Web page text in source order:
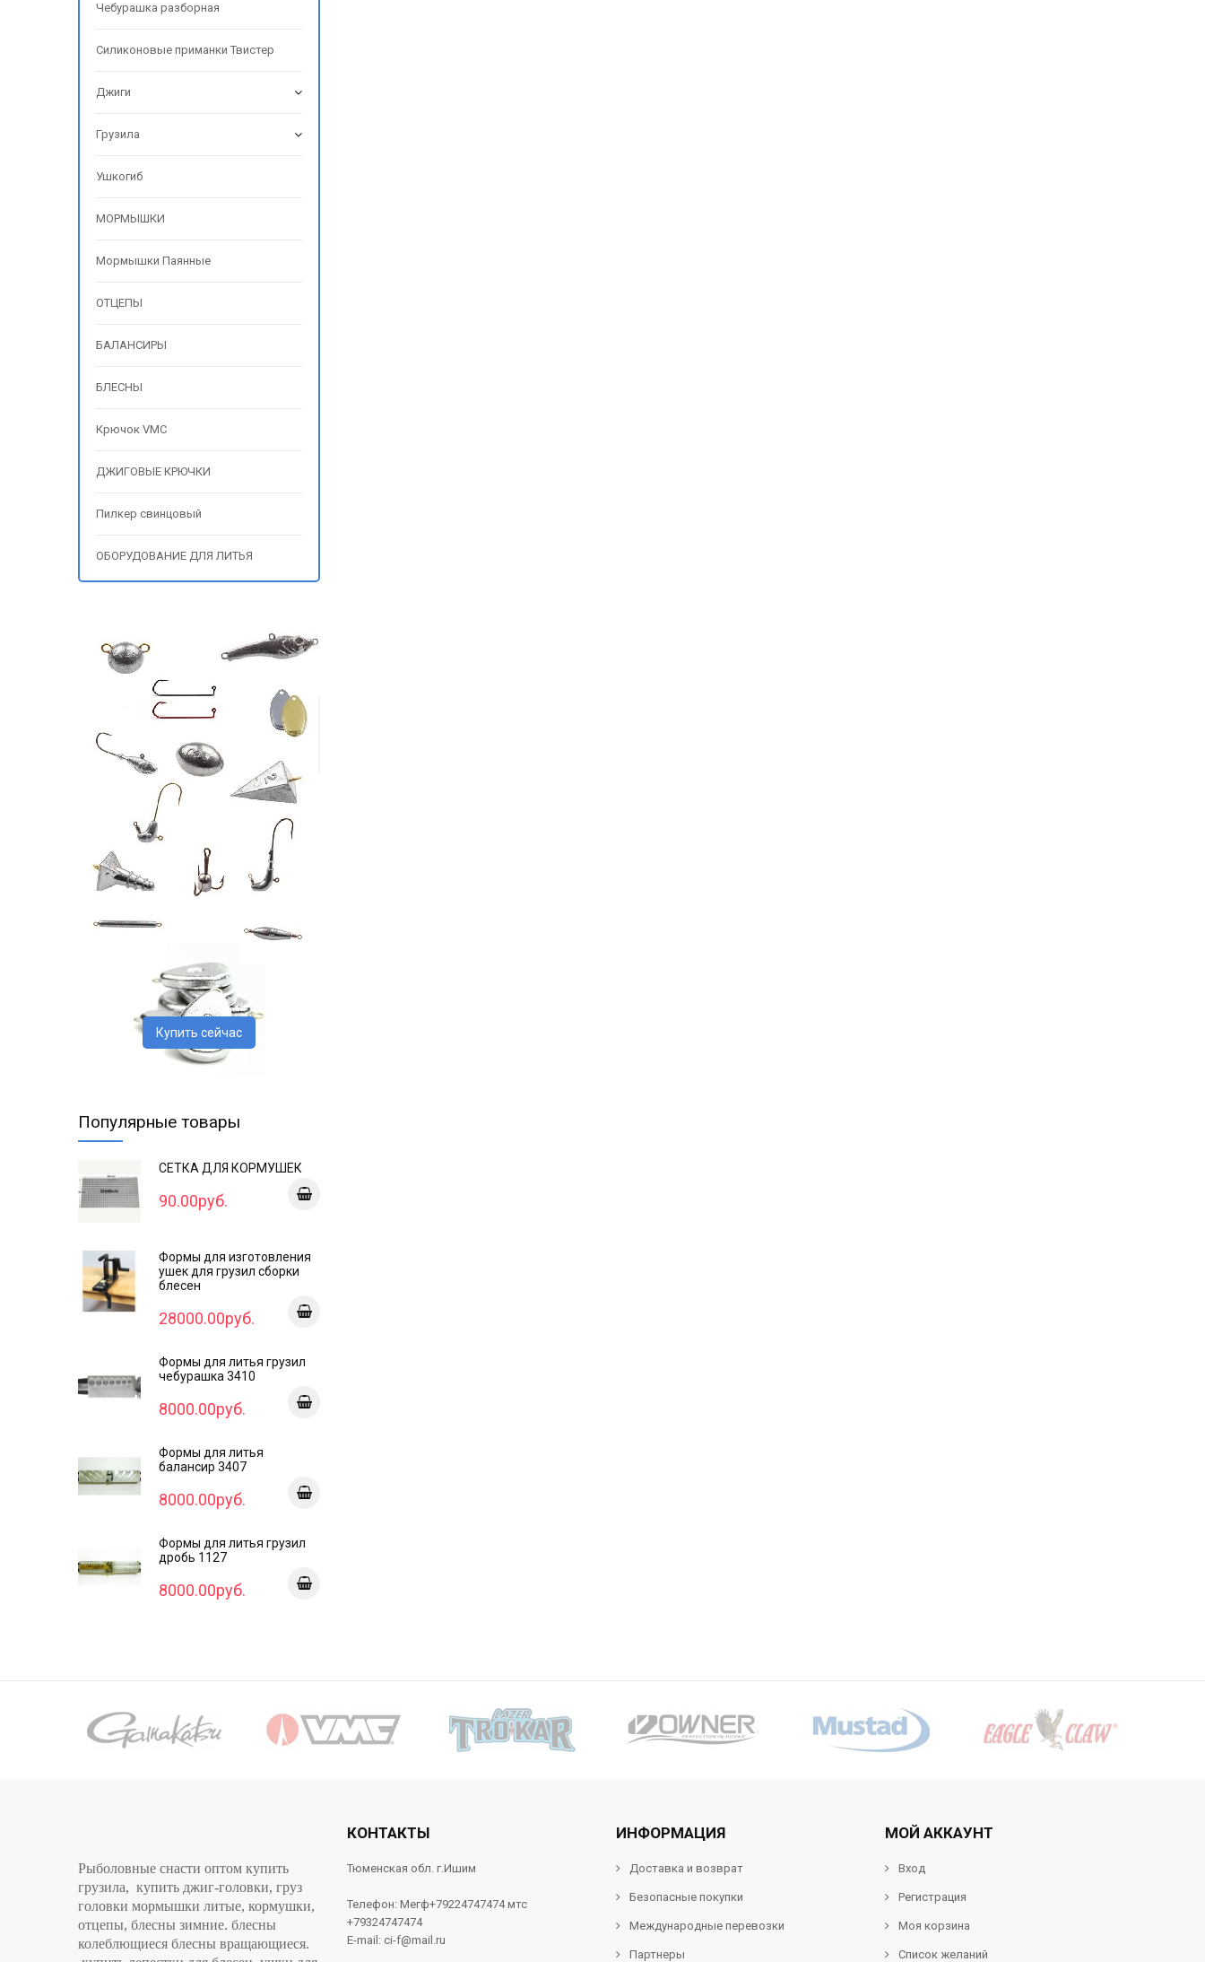
Чебурашка разборная
Силиконовые приманки Твистер
Джиги
Грузила
Ушкогиб
МОРМЫШКИ
Мормышки Паянные
ОТЦЕПЫ
БАЛАНСИРЫ
БЛЕСНЫ
Крючок VMC
ДЖИГОВЫЕ КРЮЧКИ
Пилкер свинцовый
ОБОРУДОВАНИЕ ДЛЯ ЛИТЬЯ
Купить сейчас
Популярные товары
СЕТКА ДЛЯ КОРМУШЕК
90.00руб.
Формы для изготовления
ушек для грузил сборки
блесен
28000.00руб.
Формы для литья грузил
чебурашка 3410
8000.00руб.
Формы для литья
балансир 3407
8000.00руб.
Формы для литья грузил
дробь 1127
8000.00руб.
Рыболовные снасти оптом купить
грузила, купить джиг-головки, груз
головки мормышки литые, кормушки,
отцепы, блесны зимние. блесны
колеблющиеся блесны вращающиеся.
КОНТАКТЫ
Тюменская обл. г.Ишим
Телефон: Мегф+79224747474 мтс
+79324747474
E-mail: ci-f@mail.ru
ИНФОРМАЦИЯ
Доставка и возврат
Безопасные покупки
Международные перевозки
Партнеры
МОЙ АККАУНТ
Вход
Регистрация
Моя корзина
Список желаний